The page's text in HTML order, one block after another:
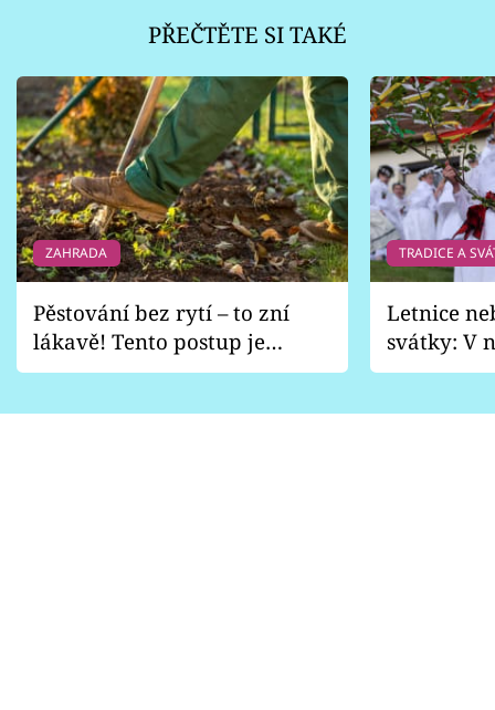
PŘEČTĚTE SI TAKÉ
ZAHRADA
Pěstování bez rytí – to zní
lákavě! Tento postup je
vhodný jen pro některé
TRADICE A
Letnice
svátky: V
pondělí